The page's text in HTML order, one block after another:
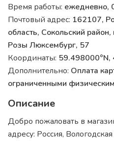
Время работы: ежедневно,
Почтовый адрес: 162107,
область, Сокольский
Розы Люксембург, 57
Координаты: 59.498000°N,
Дополнительно: Оплата
ограниченными
Описание
Добро пожаловать в
адресу: Россия,